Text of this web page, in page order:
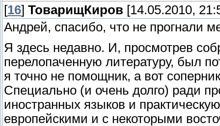
[16] ТоварищКиров [14.05.2010,
Андрей, спасибо, что не прогнали
Я здесь недавно. И, просмотрев
перелопаченную литературу, был
я точно не помощник, а вот
Специально (и очень долго) ради
иностранных языков и
европейскими и с некоторыми